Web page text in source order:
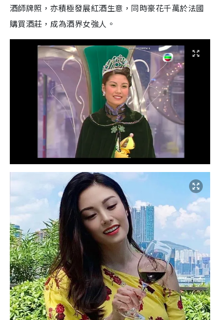
酒師牌照，亦積極發展紅酒生意，同時豪花千萬於法國
購買酒莊，成為酒界女強人。